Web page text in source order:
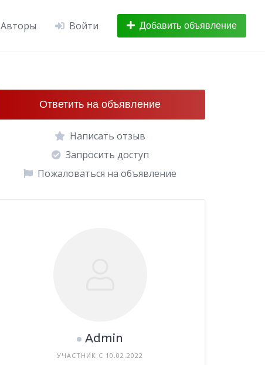
Авторы Войти Добавить объявление
Ответить на объявление
Написать отзыв
Запросить доступ
Пожаловаться на объявление
Admin
УЧАСТНИК С 10.02.2022